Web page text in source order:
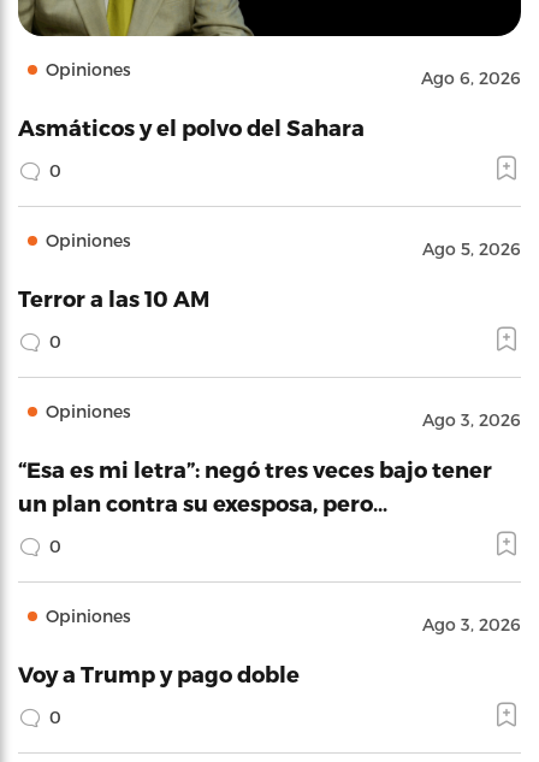
Opiniones Ago 6, 2026
Asmáticos y el polvo del Sahara
0
Opiniones Ago 5, 2026
Terror a las 10 AM
0
Opiniones Ago 3, 2026
“Esa es mi letra”: negó tres veces bajo tener
un plan contra su exesposa, pero…
0
Opiniones Ago 3, 2026
Voy a Trump y pago doble
0